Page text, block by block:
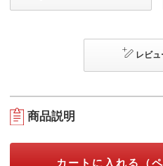
レビュ
商品説明
カートに入れる（